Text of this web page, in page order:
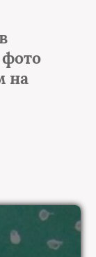
50+